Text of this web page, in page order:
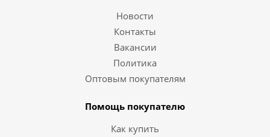
Новости
Контакты
Вакансии
Политика
Оптовым покупателям
Помощь покупателю
Как купить